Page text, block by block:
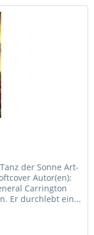
der Sonne Art-
Autor(en):
Carrington
Er durchlebt ein...